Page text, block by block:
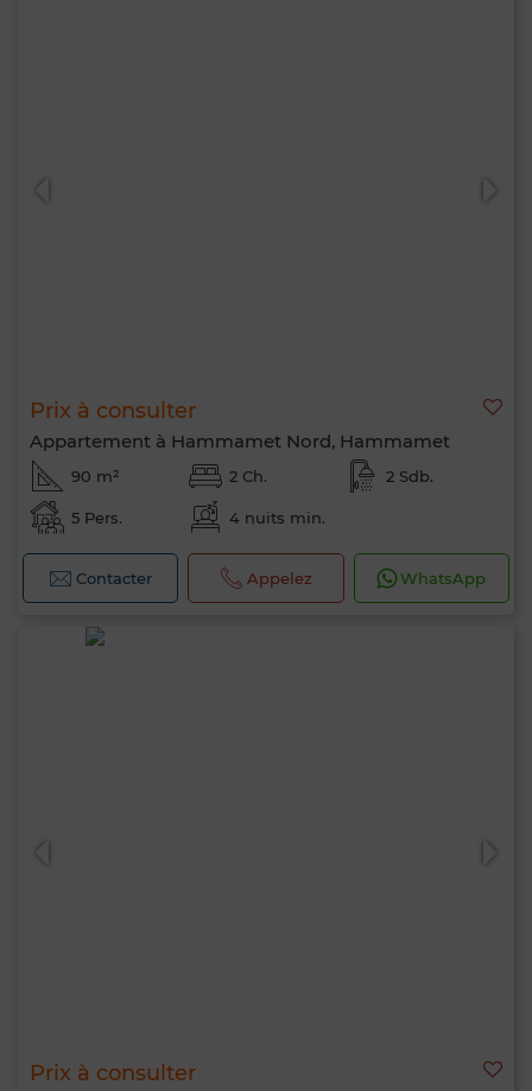
Prix à consulter
Appartement à Hammamet Nord, Hammamet
90 m² 2 Ch. 2 Sdb.
5 Pers. 4 nuits min.
Contacter Appelez WhatsApp
Prix à consulter